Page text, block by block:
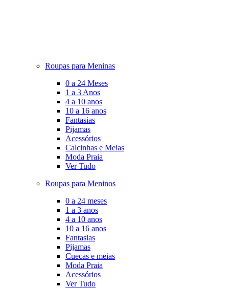
Roupas para Meninas
0 a 24 Meses
1 a 3 Anos
4 a 10 anos
10 a 16 anos
Fantasias
Pijamas
Acessórios
Calcinhas e Meias
Moda Praia
Ver Tudo
Roupas para Meninos
0 a 24 meses
1 a 3 anos
4 a 10 anos
10 a 16 anos
Fantasias
Pijamas
Cuecas e meias
Moda Praia
Acessórios
Ver Tudo